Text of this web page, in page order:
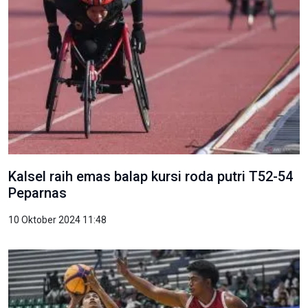
Kalsel raih emas balap kursi roda putri T52-54
Peparnas
10 Oktober 2024 11:48